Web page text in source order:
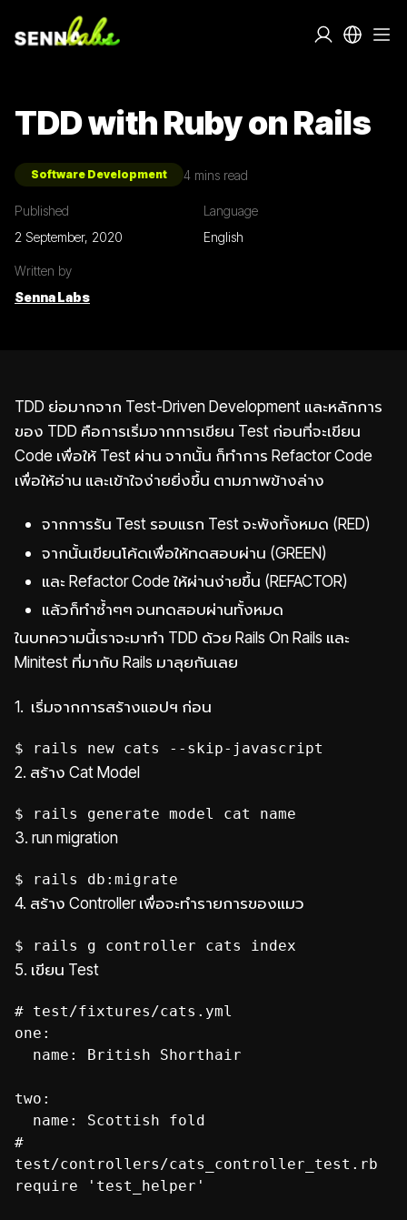
TDD with Ruby on Rails
Software Development 4 mins read
Published
2 September, 2020
Language
English
Written by
Senna Labs
TDD ย่อมากจาก Test-Driven Development และหลักการ
ของ TDD คือการเริ่มจากการเขียน Test ก่อนที่จะเขียน
Code เพื่อให้ Test ผ่าน จากนั้น ก็ทำการ Refactor Code
เพื่อให้อ่าน และเข้าใจง่ายยิ่งขึ้น ตามภาพข้างล่าง
จากการรัน Test รอบแรก Test จะพังทั้งหมด (RED)
จากนั้นเขียนโค้ดเพื่อให้ทดสอบผ่าน (GREEN)
และ Refactor Code ให้ผ่านง่ายขึ้น (REFACTOR)
แล้วก็ทำซ้ำๆๆ จนทดสอบผ่านทั้งหมด
ในบทความนี้เราจะมาทำ TDD ด้วย Rails On Rails และ
Minitest ที่มากับ Rails มาลุยกันเลย
1. เริ่มจากการสร้างแอปฯ​ ก่อน
$ rails new cats --skip-javascript
2. สร้าง Cat Model
$ rails generate model cat name
3. run migration
$ rails db:migrate
4. สร้าง Controller เพื่อจะทำรายการของแมว
$ rails g controller cats index
5. เขียน Test
# test/fixtures/cats.yml
one:
name: British Shorthair
two:
#
test/controllers/cats_controller_test.rb
require 'test_helper'